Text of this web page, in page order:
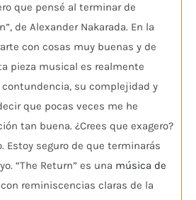
que pensé al terminar de
de Alexander Nakarada. En la
con cosas muy buenas y de
pieza musical es realmente
su complejidad y
que pocas veces me he
tan buena. ¿Crees que exagero?
Estoy seguro de que terminarás
“The Return” es una música de
con reminiscencias claras de la